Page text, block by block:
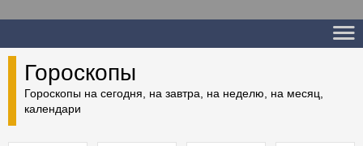
Гороскопы
Гороскопы на сегодня, на завтра, на неделю, на месяц,
календари